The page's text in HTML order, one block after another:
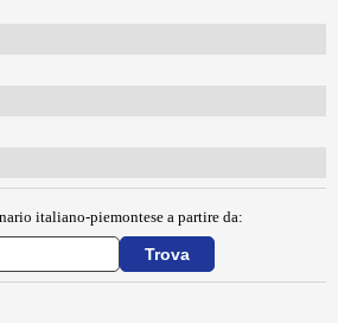
italiano-piemontese a partire da: